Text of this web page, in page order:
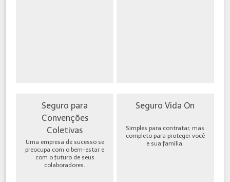
Seguro para
Convenções
Coletivas
Uma empresa de sucesso se
preocupa com o bem-estar e
com o futuro de seus
colaboradores.
Seguro Vida On
Simples para contratar, mas
completo para proteger você
e sua família.